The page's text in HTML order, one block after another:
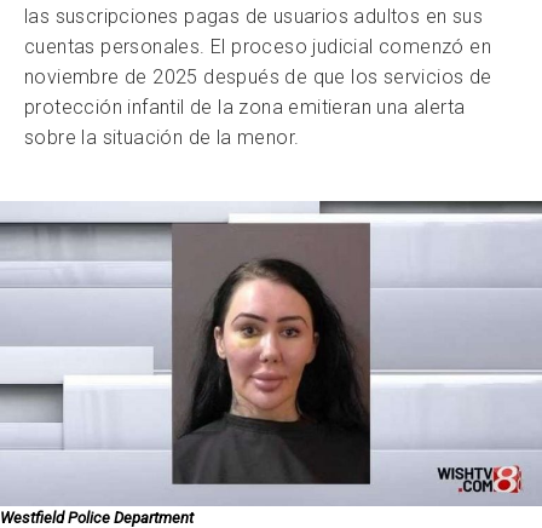
las suscripciones pagas de usuarios adultos en sus
cuentas personales. El proceso judicial comenzó en
noviembre de 2025 después de que los servicios de
protección infantil de la zona emitieran una alerta
sobre la situación de la menor.
Westfield Police Department